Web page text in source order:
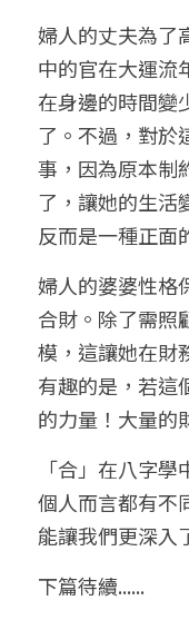
婦人的丈夫為了
中的官在大運流
在身邊的時間變
了。不過，對於
事，因為原本制
了，讓她的生活
反而是一種正面
婦人的婆婆性格
合財。除了需照
模，這讓她在財
有趣的是，若這
的力量！大量的
「合」在八字
個人而言都有不
能讓我們更深入
下篇待續......